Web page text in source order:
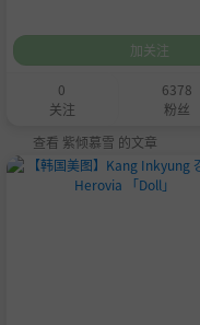
加关注
0
关注
6378
粉丝
查看 紫倾慕雪 的文章